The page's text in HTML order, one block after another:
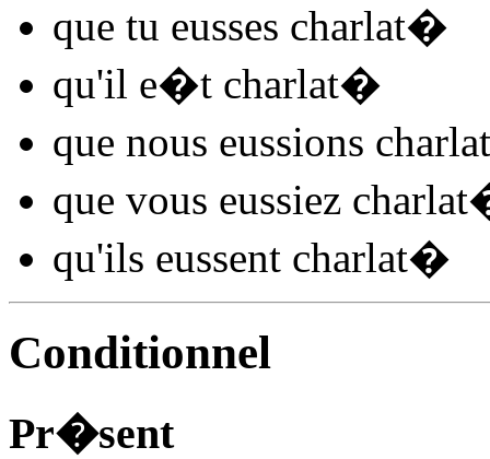
que tu eusses charlat�
qu'il e�t charlat�
que nous eussions charlat
que vous eussiez charlat
qu'ils eussent charlat�
Conditionnel
Pr�sent